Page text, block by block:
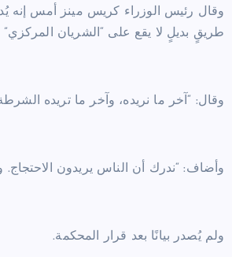
وقال رئيس الوزراء كريس مينز أمس إنه
طريقٍ بديلٍ لا يقع على “الشريان المركزي”
وقال: “آخر ما نريده، وآخر ما تريده
وأضاف: “ندرك أن الناس يريدون الاحتجاج.
ولم يُصدر بيانًا بعد قرار المحكمة.